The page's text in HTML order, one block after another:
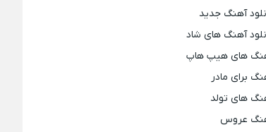
آهنگ جدید
آهنگ های شاد
های هیپ هاپ
برای مادر
های تولد
عروس